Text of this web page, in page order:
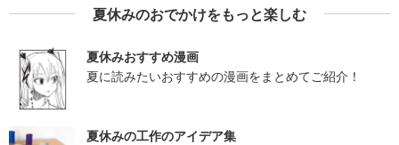
夏休みのおでかけをもっと楽しむ
夏休みおすすめ漫画
夏に読みたいおすすめの漫画をまとめてご紹介！
夏休みの工作のアイデア集